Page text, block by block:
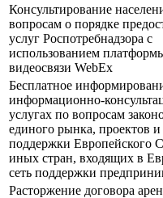
Консультирование
вопросам о порядке
услуг Роспотребнадзора с
использованием
видеосвязи WebEx
Бесплатное
информационно-
услугах по вопросам
единого рынка, проектов
поддержки Европейского
иных стран, входящих в
сеть поддержки
Расторжение договора